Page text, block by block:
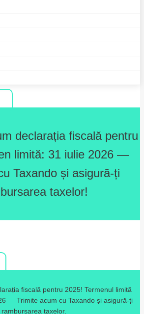
declarația fiscală pentru
limită: 31 iulie 2026 —
Taxando și asigură-ți
taxelor!
fiscală pentru 2025! Termenul limită
— Trimite acum cu Taxando și asigură-ți
rambursarea taxelor.